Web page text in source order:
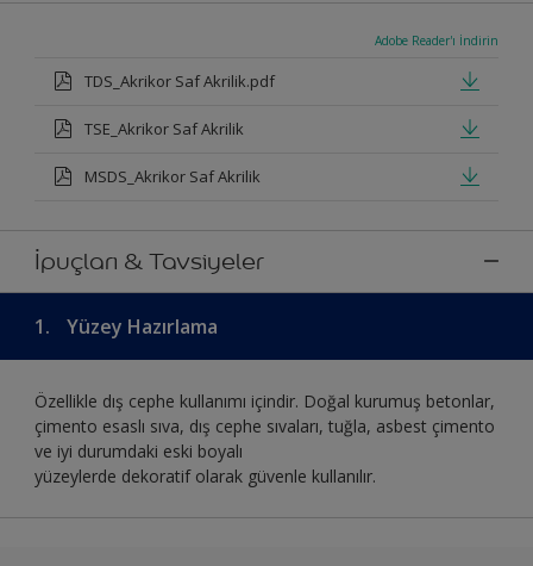
Adobe Reader'ı İndirin
TDS_Akrikor Saf Akrilik.pdf
TSE_Akrikor Saf Akrilik
MSDS_Akrikor Saf Akrilik
İpuçları & Tavsiyeler
1. Yüzey Hazırlama
Özellikle dış cephe kullanımı içindir. Doğal kurumuş betonlar,
çimento esaslı sıva, dış cephe sıvaları, tuğla, asbest çimento
ve iyi durumdaki eski boyalı
yüzeylerde dekoratif olarak güvenle kullanılır.